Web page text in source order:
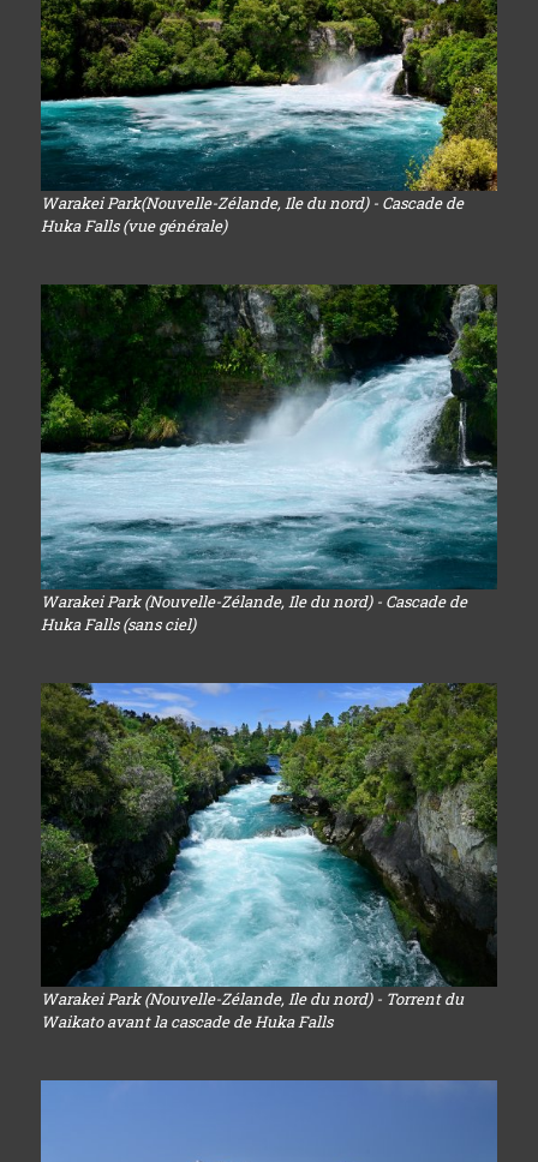
Warakei Park(Nouvelle-Zélande, Ile du nord) - Cascade de
Huka Falls (vue générale)
Warakei Park (Nouvelle-Zélande, Ile du nord) - Cascade de
Huka Falls (sans ciel)
Warakei Park (Nouvelle-Zélande, Ile du nord) - Torrent du
Waikato avant la cascade de Huka Falls